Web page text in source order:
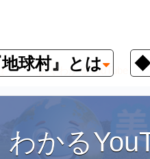
球村』とは ◆
よくわかるYouTube
わかる